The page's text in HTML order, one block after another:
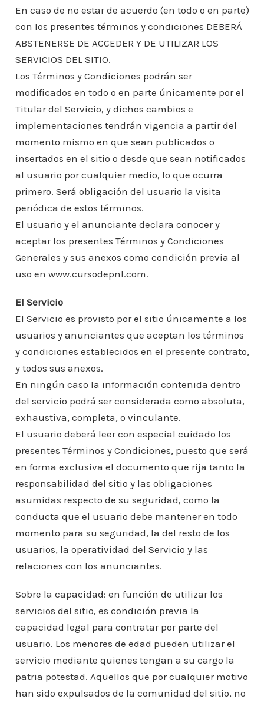
En caso de no estar de acuerdo (en todo o en parte)
con los presentes términos y condiciones DEBERÁ
ABSTENERSE DE ACCEDER Y DE UTILIZAR LOS
SERVICIOS DEL SITIO.
Los Términos y Condiciones podrán ser
modificados en todo o en parte únicamente por el
Titular del Servicio, y dichos cambios e
implementaciones tendrán vigencia a partir del
momento mismo en que sean publicados o
insertados en el sitio o desde que sean notificados
al usuario por cualquier medio, lo que ocurra
primero. Será obligación del usuario la visita
periódica de estos términos.
El usuario y el anunciante declara conocer y
aceptar los presentes Términos y Condiciones
Generales y sus anexos como condición previa al
uso en www.cursodepnl.com.
El Servicio
El Servicio es provisto por el sitio únicamente a los
usuarios y anunciantes que aceptan los términos
y condiciones establecidos en el presente contrato,
y todos sus anexos.
En ningún caso la información contenida dentro
del servicio podrá ser considerada como absoluta,
exhaustiva, completa, o vinculante.
El usuario deberá leer con especial cuidado los
presentes Términos y Condiciones, puesto que será
en forma exclusiva el documento que rija tanto la
responsabilidad del sitio y las obligaciones
asumidas respecto de su seguridad, como la
conducta que el usuario debe mantener en todo
momento para su seguridad, la del resto de los
usuarios, la operatividad del Servicio y las
relaciones con los anunciantes.
Sobre la capacidad: en función de utilizar los
servicios del sitio, es condición previa la
capacidad legal para contratar por parte del
usuario. Los menores de edad pueden utilizar el
servicio mediante quienes tengan a su cargo la
patria potestad. Aquellos que por cualquier motivo
han sido expulsados de la comunidad del sitio, no